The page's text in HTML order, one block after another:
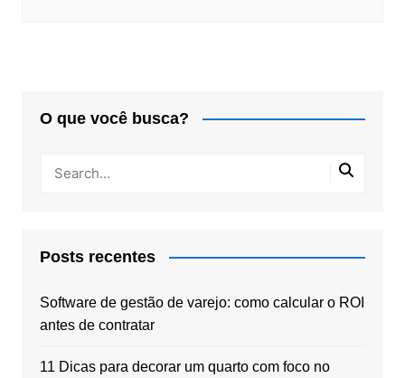
O que você busca?
Posts recentes
Software de gestão de varejo: como calcular o ROI
antes de contratar
11 Dicas para decorar um quarto com foco no